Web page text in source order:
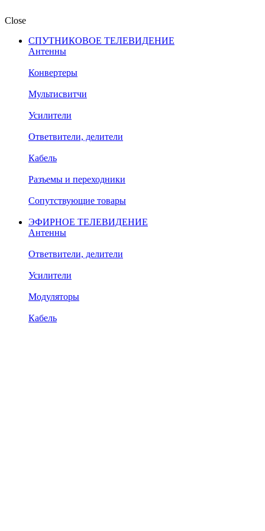
Close
СПУТНИКОВОЕ ТЕЛЕВИДЕНИЕ
Антенны
Конвертеры
Мультисвитчи
Усилители
Ответвители, делители
Кабель
Разъемы и переходники
Сопутствующие товары
ЭФИРНОЕ ТЕЛЕВИДЕНИЕ
Антенны
Ответвители, делители
Усилители
Модуляторы
Кабель